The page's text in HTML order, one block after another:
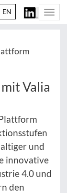
EN
Valia
und
innovative
4.0 und
den